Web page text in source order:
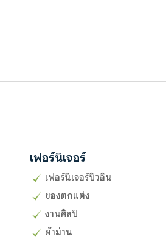
เฟอร์นิเจอร์
เฟอร์นิเจอร์บิวอิน
ของตกแต่ง
งานศิลป์
ผ้าม่าน